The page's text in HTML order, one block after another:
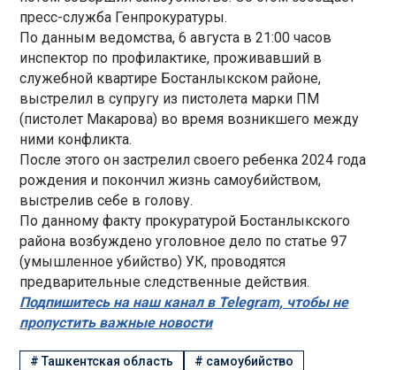
пресс-служба Генпрокуратуры.
По данным ведомства, 6 августа в 21:00 часов
инспектор по профилактике, проживавший в
служебной квартире Бостанлыкском районе,
выстрелил в супругу из пистолета марки ПМ
(пистолет Макарова) во время возникшего между
ними конфликта.
После этого он застрелил своего ребенка 2024 года
рождения и покончил жизнь самоубийством,
выстрелив себе в голову.
По данному факту прокуратурой Бостанлыкского
района возбуждено уголовное дело по статье 97
(умышленное убийство) УК, проводятся
предварительные следственные действия.
Подпишитесь на наш канал в Telegram, чтобы не
пропустить важные новости
#Ташкентская область # самоубийство